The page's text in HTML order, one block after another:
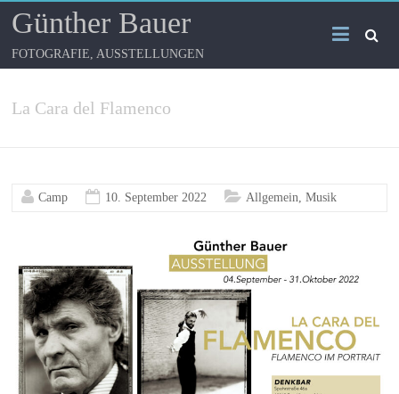
Günther Bauer
FOTOGRAFIE, AUSSTELLUNGEN
La Cara del Flamenco
Camp 10. September 2022 Allgemein,Musik